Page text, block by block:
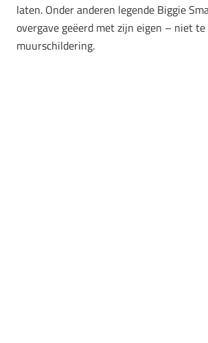
laten. Onder anderen legende Biggie
overgave geëerd met zijn eigen – niet
muurschildering.